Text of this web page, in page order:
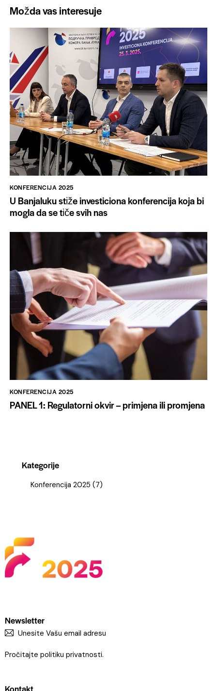
Možda vas interesuje
KONFERENCIJA 2025
U Banjaluku stiže investiciona konferencija koja bi
mogla da se tiče svih nas
KONFERENCIJA 2025
PANEL 1: Regulatorni okvir – primjena ili promjena
Kategorije
Konferencija 2025 (7)
Newsletter
Pročitajte politiku privatnosti.
Kontakt